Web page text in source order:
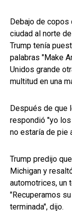
Debajo de copos
ciudad al norte
Trump tenía
palabras "Make
Unidos grande
multitud en una
Después de que
respondió "yo
no estaría de pie
Trump predijo
Michigan y
automotrices, un
"Recuperamos
terminada", dijo.